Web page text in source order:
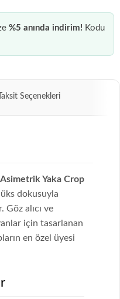
%5 anında indirim! Kodu
Taksit Seçenekleri
Yaka Crop
dokusuyla
Göz alıcı ve
için tasarlanan
en özel üyesi